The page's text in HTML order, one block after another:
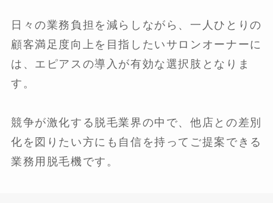
日々の業務負担を減らしながら、一人ひとりの
顧客満足度向上を目指したいサロンオーナーに
は、エピアスの導入が有効な選択肢となりま
す。
競争が激化する脱毛業界の中で、他店との差別
化を図りたい方にも自信を持ってご提案できる
業務用脱毛機です。